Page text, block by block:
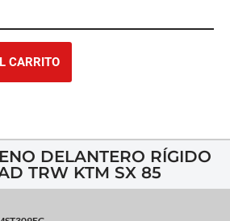
CARRITO
DELANTERO RÍGIDO
TRW KTM SX 85